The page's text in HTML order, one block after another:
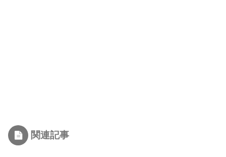
関連記事